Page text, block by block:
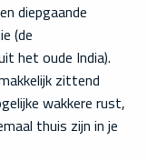
diepgaande
(de
het oude India).
zittend
wakkere rust,
thuis zijn in je